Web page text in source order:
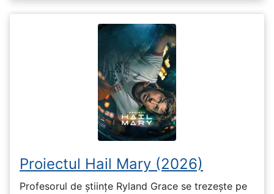
Proiectul Hail Mary (2026)
Profesorul de științe Ryland Grace se trezește pe